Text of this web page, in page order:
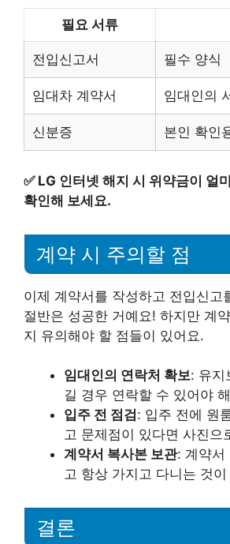
필요 서류
전입신고서 필수 양식
임대차 계약서 임대인의
신분증 본인 확인
✅ LG 인터넷 해지 시 위약금이 얼
확인해 보세요.
계약 시 주의할 점
이제 계약서를 작성하고 전입신고
절반은 성공한 거예요! 하지만 계
지 유의해야 할 점들이 있어요.
임대인의 연락처 확보: 유지
길 경우 연락할 수 있어야
입주 전 점검 : 입주 전에 원
고 문제점이 있다면 사진으
계약서 복사본 보관: 계약서
고 항상 가지고 다니는 것
결론